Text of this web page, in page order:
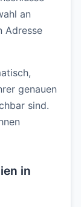
an
Adresse
genauen
sind.
in